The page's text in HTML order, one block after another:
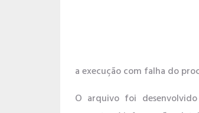
a execução com falha do
O arquivo foi